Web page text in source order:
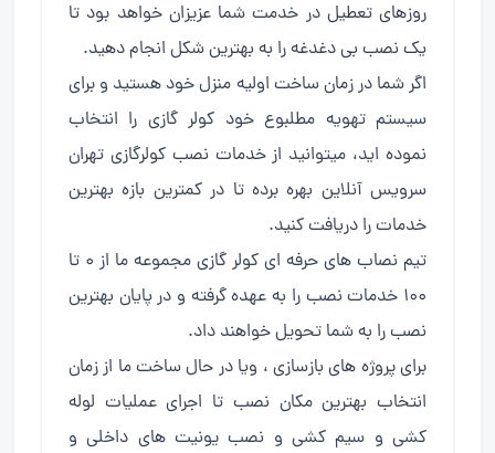
روزهای تعطیل در خدمت شما عزیزان خواهد بود تا
یک نصب بی دغدغه را به بهترین شکل انجام دهید.
اگر شما در زمان ساخت اولیه منزل خود هستید و برای
سیستم تهویه مطلبوع خود کولر گازی را انتخاب
نموده اید، میتوانید از خدمات نصب کولرگازی تهران
سرویس آنلاین بهره برده تا در کمترین بازه بهترین
خدمات را دریافت کنید.
تیم نصاب های حرفه ای کولر گازی مجموعه ما از ۰ تا
۱۰۰ خدمات نصب را به عهده گرفته و در پایان بهترین
نصب را به شما تحویل خواهند داد.
برای پروژه های بازسازی ، ویا در حال ساخت ما از زمان
انتخاب بهترین مکان نصب تا اجرای عملیات لوله
کشی و سیم کشی و نصب یونیت های داخلی و